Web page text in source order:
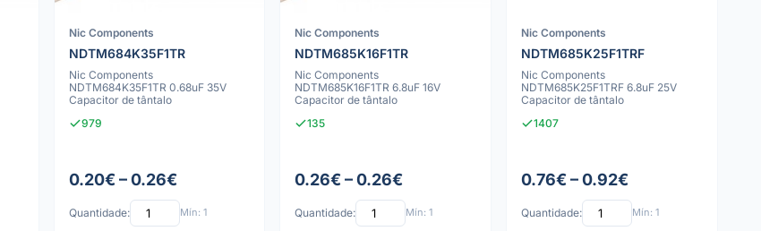
Nic Components
NDTM684K35F1TR
Nic Components
NDTM684K35F1TR 0.68uF 35V
Capacitor de tântalo
979
0.20€ – 0.26€
Quantidade: Mín: 1
Nic Components
NDTM685K16F1TR
Nic Components
NDTM685K16F1TR 6.8uF 16V
Capacitor de tântalo
135
0.26€ – 0.26€
Quantidade: Mín: 1
Nic Components
NDTM685K25F1TRF
Nic Components
NDTM685K25F1TRF 6.8uF 25V
Capacitor de tântalo
1407
0.76€ – 0.92€
Quantidade: Mín: 1